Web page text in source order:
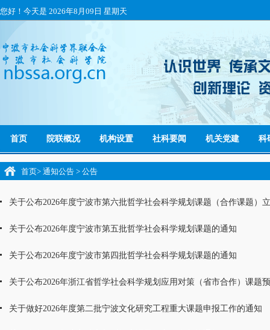
您好！今天是 2026年8月09日 星期天
首页 院联概况 机构设置 社科要闻 机关党建 科
首页> 通知公告 > 公告
关于公布2026年度宁波市第六批哲学社会科学规划课题（合作课题）
关于公布2026年度宁波市第五批哲学社会科学规划课题的通知
关于公布2026年度宁波市第四批哲学社会科学规划课题的通知
关于公布2026年浙江省哲学社会科学规划应用对策（省市合作）课题
关于做好2026年度第二批宁波文化研究工程重大课题申报工作的通知